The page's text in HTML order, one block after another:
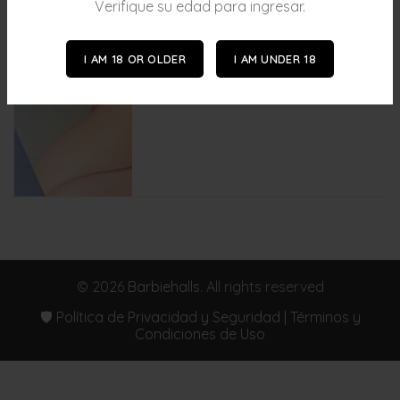
Verifique su edad para ingresar.
I AM 18 OR OLDER I AM UNDER 18
© 2026 Barbiehalls. All rights reserved
🛡️ Política de Privacidad y Seguridad | Términos y
Condiciones de Uso